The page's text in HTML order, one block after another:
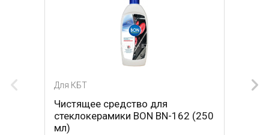
Для КБТ
Чистящее средство для
стеклокерамики BON BN-162 (250
мл)
Для КБТ
Скребок для ухода за
стеклокерамикой BON BN-603